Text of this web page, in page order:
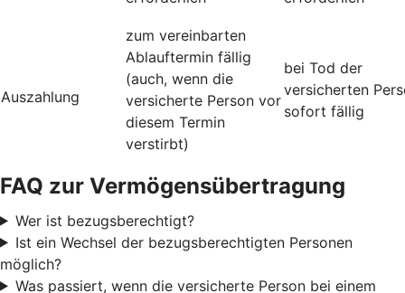
Auszahlung
zum vereinbarten
Ablauftermin fällig
(auch, wenn die
versicherte Person vor
diesem Termin
verstirbt)
bei Tod der
versicherten
sofort fällig
FAQ zur Vermögensübertragung
Wer ist bezugsberechtigt?
Ist ein Wechsel der bezugsberechtigten Personen
möglich?
Was passiert, wenn die versicherte Person bei einem